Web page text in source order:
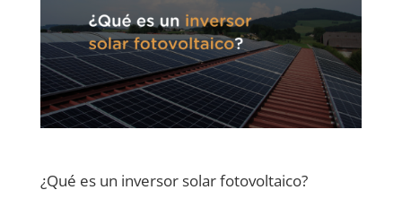
¿Qué es un inversor solar fotovoltaico?